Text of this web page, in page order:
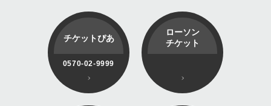
チケットぴあ
0570-02-9999
ローソン
チケット